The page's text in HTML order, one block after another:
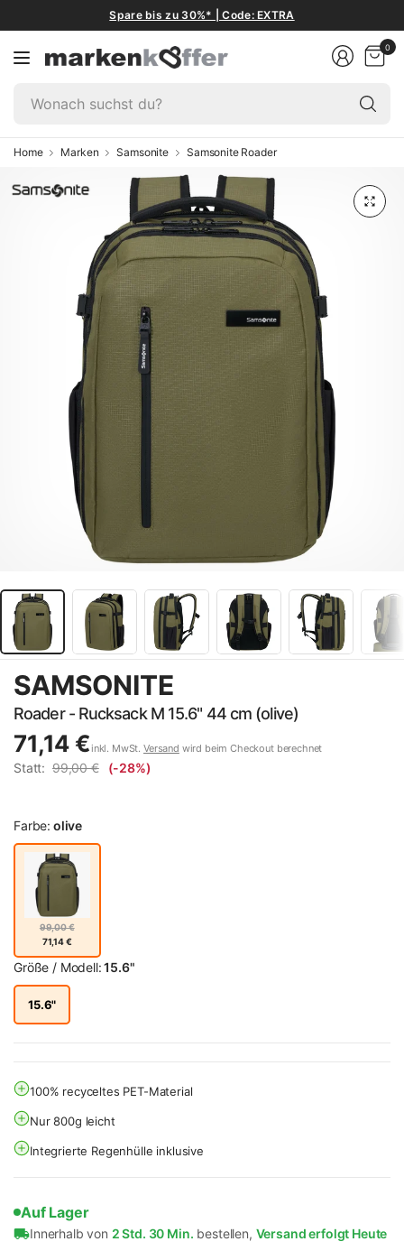
Spare bis zu 30%* | Code: EXTRA
0
Home Marken Samsonite Samsonite Roader
SAMSONITE
Roader - Rucksack M 15.6" 44 cm (olive)
71,14 €inkl. MwSt. Versand wird beim Checkout berechnet
Statt: 99,00 € (-28%)
Farbe: olive
99,00 €
71,14 €
Größe / Modell:15.6"
15.6"
100% recyceltes PET-Material
Nur 800g leicht
Integrierte Regenhülle inklusive
Auf Lager
Innerhalb von 2 Std. 30 Min. bestellen, Versand erfolgt Heute